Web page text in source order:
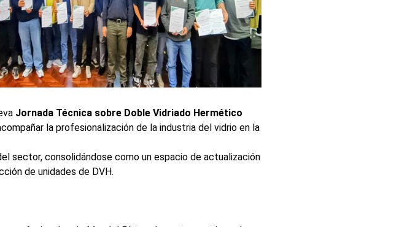
Jornada Técnica sobre Doble Vidriado Hermético
la profesionalización de la industria del vidrio en la
sector, consolidándose como un espacio de actualización
de unidades de DVH.